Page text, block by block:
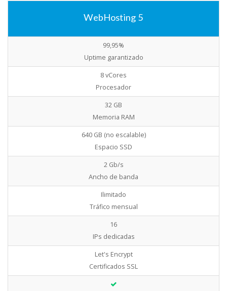
WebHosting 5
99,95%
Uptime garantizado
8 vCores
Procesador
32 GB
Memoria RAM
640 GB (no escalable)
Espacio SSD
2 Gb/s
Ancho de banda
Ilimitado
Tráfico mensual
16
IPs dedicadas
Let's Encrypt
Certificados SSL